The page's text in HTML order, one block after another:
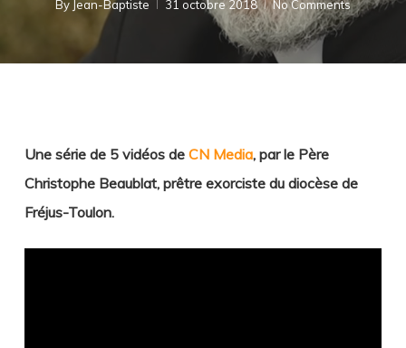
By Jean-Baptiste 31 octobre 2018 No Comments
Une série de 5 vidéos de CN Media, par le Père
Christophe Beaublat, prêtre exorciste du diocèse de
Fréjus-Toulon.